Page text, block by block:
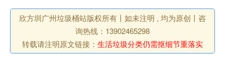
欣方圳广州垃圾桶站版权所有丨如未注明 , 均为原创丨咨
询热线：13902465298
转载请注明原文链接： 生活垃圾分类仍需抠细节重落实